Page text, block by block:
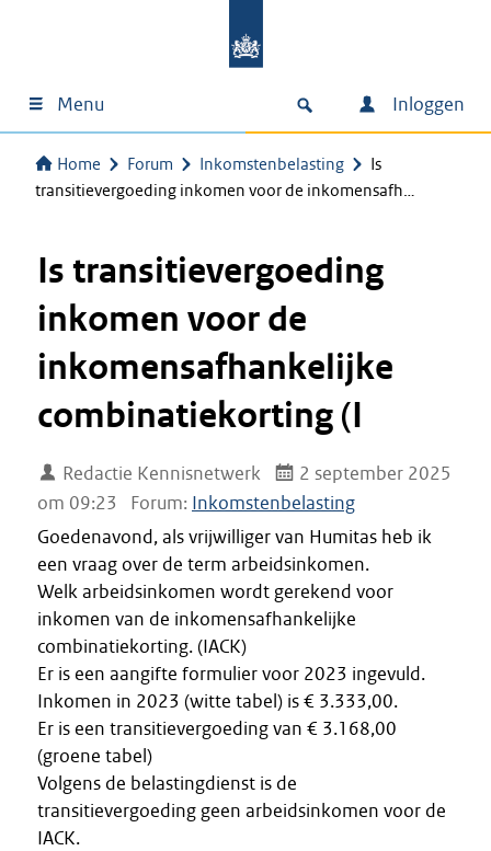
Menu Inloggen
Home Forum Inkomstenbelasting
Is
transitievergoeding inkomen voor de inkomensafh…
Is transitievergoeding
inkomen voor de
inkomensafhankelijke
combinatiekorting (I
Redactie Kennisnetwerk
2 september 2025
om 09:23
Forum: Inkomstenbelasting
Goedenavond, als vrijwilliger van Humitas heb ik
een vraag over de term arbeidsinkomen.
Welk arbeidsinkomen wordt gerekend voor
inkomen van de inkomensafhankelijke
combinatiekorting. (IACK)
Er is een aangifte formulier voor 2023 ingevuld.
Inkomen in 2023 (witte tabel) is € 3.333,00.
Er is een transitievergoeding van € 3.168,00
(groene tabel)
Volgens de belastingdienst is de
transitievergoeding geen arbeidsinkomen voor de
IACK.